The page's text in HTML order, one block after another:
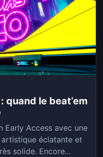
quand le beat’em
Early Access avec une
éclatante et
solide. Encore...